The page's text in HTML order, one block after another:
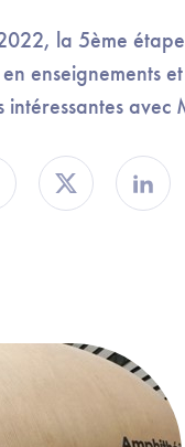
la 5ème
enseignements
intéressantes avec
sur Facebook
Partager sur